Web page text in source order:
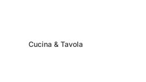
Cucina & Tavola